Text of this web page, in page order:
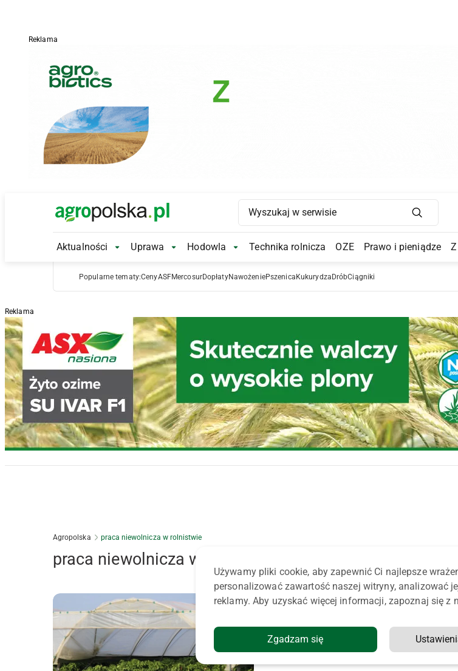
Reklama
Main Logo
Main Navigation
Aktualności Aktualności Submenu
Uprawa Uprawa Submenu
Hodowla Hodowla Submenu
Technika rolnicza OZE Prawo i pieniądze
Popularne tematy:CenyASFMercosurDopłatyNawożeniePszenica Kukurydza DróbCiągniki
Reklama
Agropolska praca niewolnicza w rolnistwie
praca niewolnicza w rolnistwie
Używamy pliki cookie, aby zapewnić Ci najlepsze
personalizować zawartość naszej witryny, analizować
reklamy. Aby uzyskać więcej informacji, zapoznaj się z
Zgadzam się